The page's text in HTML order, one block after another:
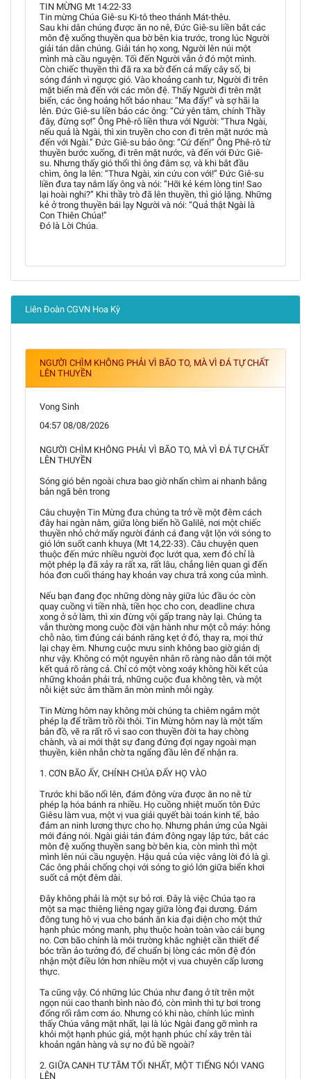
TIN MỪNG Mt 14:22-33
Tin mừng Chúa Giê-su Ki-tô theo thánh Mát-thêu.
Sau khi dân chúng được ăn no nê, Đức Giê-su liền bắt các
môn đệ xuống thuyền qua bờ bên kia trước, trong lúc Người
giải tán dân chúng. Giải tán họ xong, Người lên núi một
mình mà cầu nguyện. Tối đến Người vẫn ở đó một mình.
Còn chiếc thuyền thì đã ra xa bờ đến cả mấy cây số, bị
sóng đánh vì ngược gió. Vào khoảng canh tư, Người đi trên
mặt biển mà đến với các môn đệ. Thấy Người đi trên mặt
biển, các ông hoảng hốt bảo nhau: “Ma đấy!” và sợ hãi la
lên. Đức Giê-su liền bảo các ông: “Cứ yên tâm, chính Thầy
đây, đừng sợ!” Ông Phê-rô liền thưa với Người: “Thưa Ngài,
nếu quả là Ngài, thì xin truyền cho con đi trên mặt nước mà
đến với Ngài.” Đức Giê-su bảo ông: “Cứ đến!” Ông Phê-rô từ
thuyền bước xuống, đi trên mặt nước, và đến với Đức Giê-
su. Nhưng thấy gió thổi thì ông đâm sợ, và khi bắt đầu
chìm, ông la lên: “Thưa Ngài, xin cứu con với!” Đức Giê-su
liền đưa tay nắm lấy ông và nói: “Hỡi kẻ kém lòng tin! Sao
lại hoài nghi?” Khi thầy trò đã lên thuyền, thì gió lặng. Những
kẻ ở trong thuyền bái lạy Người và nói: “Quả thật Ngài là
Con Thiên Chúa!”
Đó là Lời Chúa.
Liên Đoàn CGVN Hoa Kỳ
NGƯỜI CHÌM KHÔNG PHẢI VÌ BÃO TO, MÀ VÌ ĐÁ TỰ CHẤT
LÊN THUYỀN
Vong Sinh
04:57 08/08/2026
NGƯỜI CHÌM KHÔNG PHẢI VÌ BÃO TO, MÀ VÌ ĐÁ TỰ CHẤT
LÊN THUYỀN
Sóng gió bên ngoài chưa bao giờ nhấn chìm ai nhanh bằng
bản ngã bên trong
Câu chuyện Tin Mừng đưa chúng ta trở về một đêm cách
đây hai ngàn năm, giữa lòng biển hồ Galilê, nơi một chiếc
thuyền nhỏ chở mấy người đánh cá đang vật lộn với sóng to
gió lớn suốt canh khuya (Mt 14,22-33). Câu chuyện quen
thuộc đến mức nhiều người đọc lướt qua, xem đó chỉ là
một phép lạ đã xảy ra rất xa, rất lâu, chẳng liên quan gì đến
hóa đơn cuối tháng hay khoản vay chưa trả xong của mình.
Nếu bạn đang đọc những dòng này giữa lúc đầu óc còn
quay cuồng vì tiền nhà, tiền học cho con, deadline chưa
xong ở sở làm, thì xin đừng vội gấp trang này lại. Chúng ta
vẫn thường mong cuộc đời vận hành như một cỗ máy: hỏng
chỗ nào, tìm đúng cái bánh răng kẹt ở đó, thay ra, mọi thứ
lại chạy êm. Nhưng cuộc mưu sinh không bao giờ giản dị
như vậy. Không có một nguyên nhân rõ ràng nào dẫn tới một
kết quả rõ ràng cả. Chỉ có một vòng xoáy không hồi kết của
những khoản phải trả, những cuộc đua không tên, và một
nỗi kiệt sức âm thầm ăn mòn mình mỗi ngày.
Tin Mừng hôm nay không mời chúng ta chiêm ngắm một
phép lạ để trầm trồ rồi thôi. Tin Mừng hôm nay là một tấm
bản đồ, vẽ ra rất rõ vì sao con thuyền đời ta hay chòng
chành, và ai mới thật sự đang đứng đợi ngay ngoài mạn
thuyền, kiên nhẫn chờ ta ngẩng đầu lên để nhận ra.
1. CƠN BÃO ẤY, CHÍNH CHÚA ĐẨY HỌ VÀO
Trước khi bão nổi lên, đám đông vừa được ăn no nê từ
phép lạ hóa bánh ra nhiều. Họ cuồng nhiệt muốn tôn Đức
Giêsu làm vua, một vị vua giải quyết bài toán kinh tế, bảo
đảm an ninh lương thực cho họ. Nhưng phản ứng của Ngài
mới đáng nói. Ngài giải tán đám đông ngay lập tức, bắt các
môn đệ xuống thuyền sang bờ bên kia, còn mình thì một
mình lên núi cầu nguyện. Hậu quả của việc vâng lời đó là gì.
Các ông phải chống chọi với sóng to gió lớn giữa biển khơi
suốt cả một đêm dài.
Đây không phải là một sự bỏ rơi. Đây là việc Chúa tạo ra
một sa mạc thiêng liêng ngay giữa lòng đại dương. Đám
đông tung hô vị vua cho bánh ăn kia đại diện cho một thứ
hạnh phúc mỏng manh, phụ thuộc hoàn toàn vào cái bụng
no. Cơn bão chính là môi trường khắc nghiệt cần thiết để
bóc trần ảo tưởng đó, để chuẩn bị lòng các môn đệ đón
nhận một điều lớn hơn nhiều một vị vua chuyên cấp lương
thực.
Ta cũng vậy. Có những lúc Chúa như đang ở tít trên một
ngọn núi cao thanh bình nào đó, còn mình thì tự bơi trong
đống rối rắm cơm áo. Nhưng có khi nào, chính lúc mình
thấy Chúa vắng mặt nhất, lại là lúc Ngài đang gỡ mình ra
khỏi một hạnh phúc giả, một hạnh phúc chỉ xây trên tài
khoản ngân hàng và sự no đủ bề ngoài?
2. GIỮA CANH TƯ TĂM TỐI NHẤT, MỘT TIẾNG NÓI VANG
LÊN